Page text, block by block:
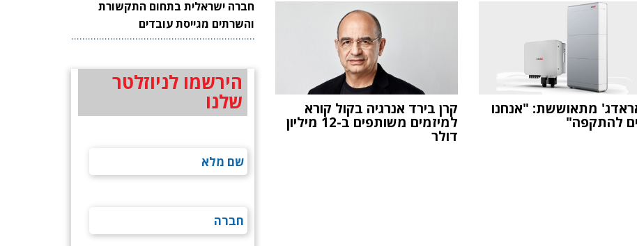
מתאוששת: "אנחנו
להתקפה"
קרן בירד אנרגיה בקול קורא
למיזמים משותפים ב-12 מיליון
דולר
חברה ישראלית בתחום התקשורת
והשרתים מגייסת עובדים
הירשמו לניוזלטר
שלנו